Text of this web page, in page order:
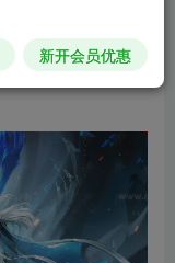
新开会员优惠